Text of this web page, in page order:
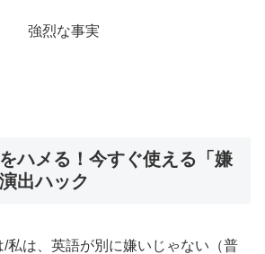
強烈な事実
ハメる！今すぐ使える「嫌
出ハック
/私は、英語が別に嫌いじゃない（普